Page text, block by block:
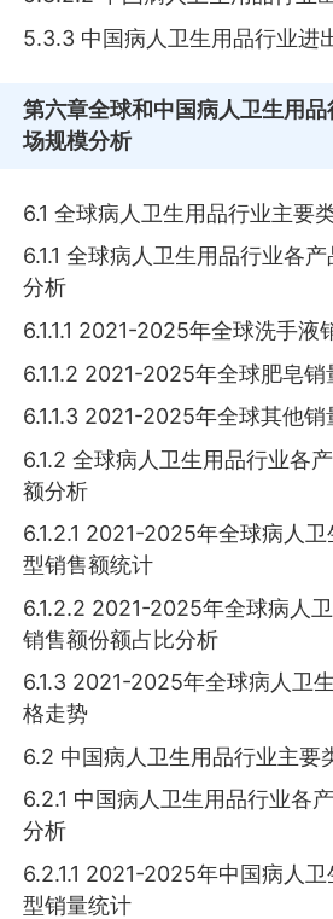
5.3.3 中国病人卫生用品行业进
第六章全球和中国病人卫生用
场规模分析
6.1 全球病人卫生用品行业主要
6.1.1 全球病人卫生用品行业各
分析
6.1.1.1 2021-2025年全球洗手液
6.1.1.2 2021-2025年全球肥皂
6.1.1.3 2021-2025年全球其他
6.1.2 全球病人卫生用品行业各
额分析
6.1.2.1 2021-2025年全球病人
型销售额统计
6.1.2.2 2021-2025年全球病人
销售额份额占比分析
6.1.3 2021-2025年全球病人卫
格走势
6.2 中国病人卫生用品行业主要
6.2.1 中国病人卫生用品行业各
分析
6.2.1.1 2021-2025年中国病人
型销量统计